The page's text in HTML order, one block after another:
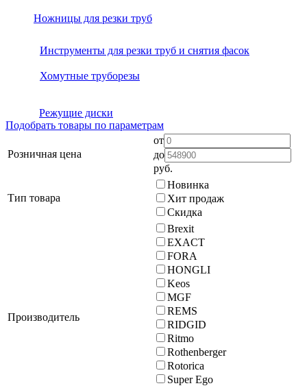
Ножницы для резки труб
Инструменты для резки труб и снятия фасок
Хомутные труборезы
Режущие диски
Подобрать товары по параметрам
Розничная цена
от
до
руб.
Тип товара
Новинка
Хит продаж
Скидка
Производитель
Brexit
EXACT
FORA
HONGLI
Keos
MGF
REMS
RIDGID
Ritmo
Rothenberger
Rotorica
Super Ego